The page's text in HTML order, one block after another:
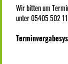
Wir bitten um
unter 05405 502